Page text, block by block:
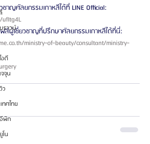
ราวน์
อดี
จุน
ว
ทศไทย
พิก
น
าญศัลยกรรมเกาหลีได้ที่ LINE Official:
ฟล์ผู้เชี่ยวชาญที่ปรึกษาศัลยกรรมเกาหลีได้ที่นี่:
ministry-of-beauty/consultant/ministry-